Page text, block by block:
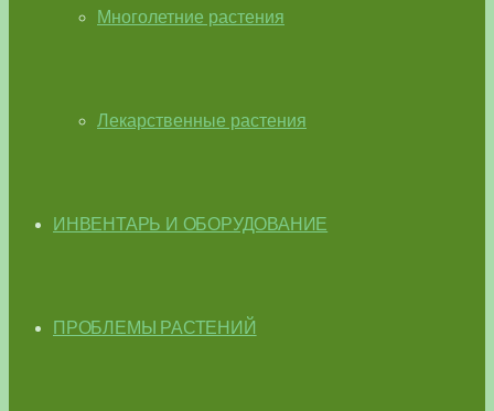
Многолетние растения
Лекарственные растения
ИНВЕНТАРЬ И ОБОРУДОВАНИЕ
ПРОБЛЕМЫ РАСТЕНИЙ